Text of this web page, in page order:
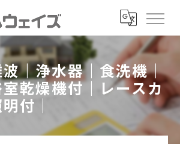
波｜浄水器｜食洗機｜
乾燥機付｜レースカ
付｜